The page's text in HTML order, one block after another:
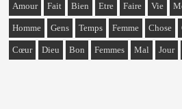
Amour Fait Bien Etre Faire Vie
Homme Gens Temps Femme Chose
Cœur Dieu Bon Femmes Mal Jour